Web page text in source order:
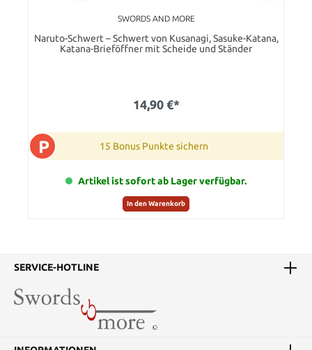
SWORDS AND MORE
Naruto-Schwert – Schwert von Kusanagi, Sasuke-Katana,
Katana-Brieföffner mit Scheide und Ständer
14,90 €*
P 15 Bonus Punkte sichern
Artikel ist sofort ab Lager verfügbar.
In den Warenkorb
SERVICE-HOTLINE